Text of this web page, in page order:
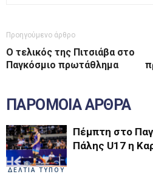
Προηγούμενο άρθρο
Ο τελικός της Πιτσιάβα στο
Παγκόσμιο πρωτάθλημα
ΠΑΡΟΜΟΙΑ ΑΡΘΡΑ
ΔΕΛΤΙΑ ΤΥΠΟΥ
Πέμπτη στο
Πάλης U17 η